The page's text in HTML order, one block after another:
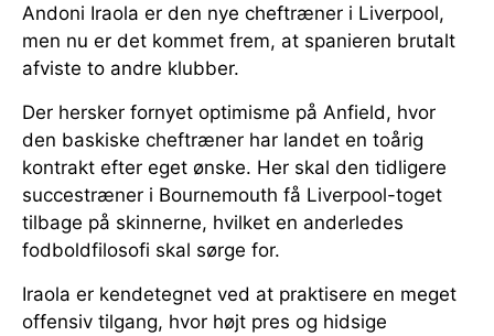
Andoni Iraola er den nye cheftræner i Liverpool,
men nu er det kommet frem, at spanieren brutalt
afviste to andre klubber.
Der hersker fornyet optimisme på Anfield, hvor
den baskiske cheftræner har landet en toårig
kontrakt efter eget ønske. Her skal den tidligere
succestræner i Bournemouth få Liverpool-toget
tilbage på skinnerne, hvilket en anderledes
fodboldfilosofi skal sørge for.
Iraola er kendetegnet ved at praktisere en meget
offensiv tilgang, hvor højt pres og hidsige